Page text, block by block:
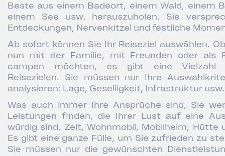
Beste aus einem Badeort, einem Wald, einem
einem See usw. herauszuholen. Sie
Entdeckungen, Nervenkitzel und festliche
Ab sofort können Sie Ihr Reiseziel auswählen.
nun mit der Familie, mit Freunden oder als
campen möchten, es gibt eine Vielzahl
Reisezielen. Sie müssen nur Ihre
analysieren: Lage, Geselligkeit, Infrastruktur usw.
Was auch immer Ihre Ansprüche sind, Sie
Leistungen finden, die Ihrer Lust auf eine
würdig sind. Zelt, Wohnmobil, Mobilheim, Hütte
Es gibt eine ganze Fülle, um Sie zufrieden zu
Sie müssen nur die gewünschten